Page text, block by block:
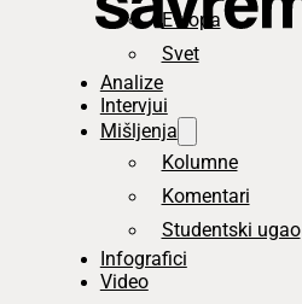
Evropa
Svet
Analize
Intervjui
Mišljenja
Kolumne
Komentari
Studentski ugao
Infografici
Video